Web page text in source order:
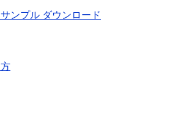
ンプル ダウンロード